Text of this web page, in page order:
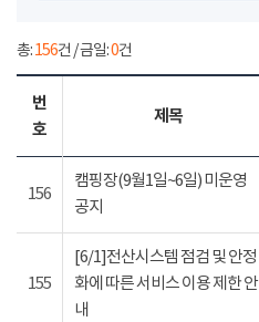
총:156건 / 금일:0건
번
호
제목
156
캠핑장(9월1일~6일) 미운영
공지
155
[6/1]전산시스템 점검 및 안정
화에 따른 서비스 이용 제한 안
내